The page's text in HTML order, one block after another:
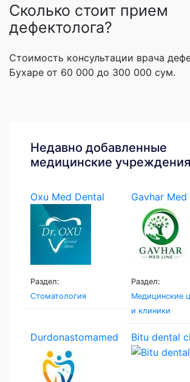
Сколько стоит прием
дефектолога?
Стоимость консультации врача
Бухаре от 60 000 до 300 000 сум.
Недавно добавленные
медицинские учреждения
Oxu Med Dental
Раздел:
Стоматология
Gavhar Med
Раздел:
Медицинские
и клиники
Durdonastomamed Bitu dental